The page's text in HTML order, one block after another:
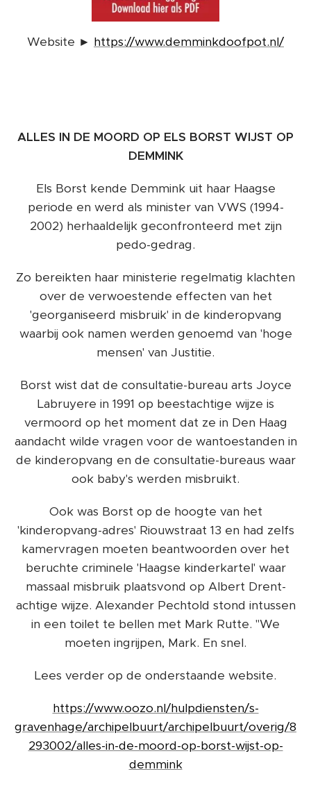
Website ► https://www.demminkdoofpot.nl/
ALLES IN DE MOORD OP ELS BORST WIJST OP
DEMMINK
Els Borst kende Demmink uit haar Haagse
periode en werd als minister van VWS (1994-
2002) herhaaldelijk geconfronteerd met zijn
pedo-gedrag.
Zo bereikten haar ministerie regelmatig klachten
over de verwoestende effecten van het
'georganiseerd misbruik' in de kinderopvang
waarbij ook namen werden genoemd van 'hoge
mensen' van Justitie.
Borst wist dat de consultatie-bureau arts Joyce
Labruyere in 1991 op beestachtige wijze is
vermoord op het moment dat ze in Den Haag
aandacht wilde vragen voor de wantoestanden in
de kinderopvang en de consultatie-bureaus waar
ook baby's werden misbruikt.
Ook was Borst op de hoogte van het
'kinderopvang-adres' Riouwstraat 13 en had zelfs
kamervragen moeten beantwoorden over het
beruchte criminele 'Haagse kinderkartel' waar
massaal misbruik plaatsvond op Albert Drent-
achtige wijze. Alexander Pechtold stond intussen
in een toilet te bellen met Mark Rutte. "We
moeten ingrijpen, Mark. En snel.
Lees verder op de onderstaande website.
https://www.oozo.nl/hulpdiensten/s-
gravenhage/archipelbuurt/archipelbuurt/overig/8
293002/alles-in-de-moord-op-borst-wijst-op-
demmink